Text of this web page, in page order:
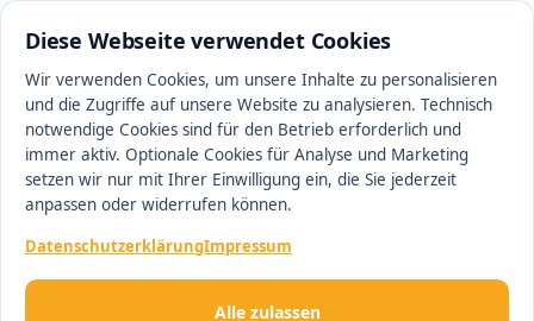
Diese Webseite verwendet Cookies
Wir verwenden Cookies, um unsere Inhalte zu personalisieren
und die Zugriffe auf unsere Website zu analysieren. Technisch
notwendige Cookies sind für den Betrieb erforderlich und
immer aktiv. Optionale Cookies für Analyse und Marketing
setzen wir nur mit Ihrer Einwilligung ein, die Sie jederzeit
anpassen oder widerrufen können.
DatenschutzerklärungImpressum
Alle zulassen